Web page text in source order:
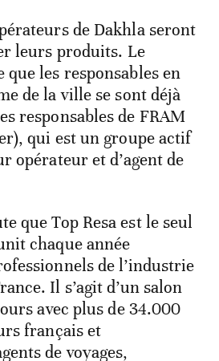
de Dakhla seront
leurs produits. Le
les responsables en
de la ville se sont déjà
responsables de FRAM
qui est un groupe actif
opérateur et d’agent de
que Top Resa est le seul
chaque année
de l’industrie
Il s’agit d’un salon
avec plus de 34.000
français et
de voyages,